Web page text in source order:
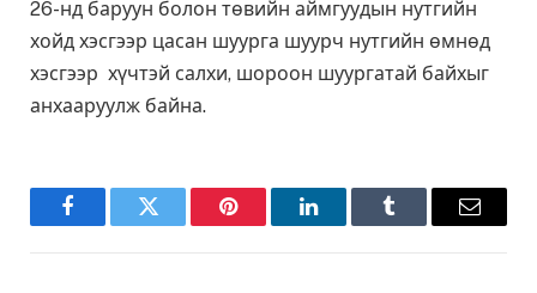
26-нд баруун болон төвийн аймгуудын нутгийн
хойд хэсгээр цасан шуурга шуурч нутгийн өмнөд
хэсгээр хүчтэй салхи, шороон шуургатай байхыг
анхааруулж байна.
FacebookTwitter Pinterest LinkedInTumblr Email